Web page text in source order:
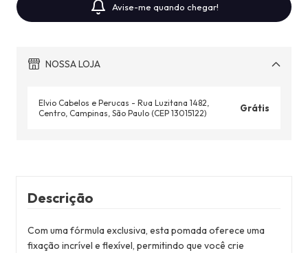
Avise-me quando chegar!
NOSSA LOJA
Elvio Cabelos e Perucas - Rua Luzitana 1482,
Centro, Campinas, São Paulo (CEP 13015122)
Grátis
Descrição
Com uma fórmula exclusiva, esta pomada oferece uma
fixação incrível e flexível, permitindo que você crie